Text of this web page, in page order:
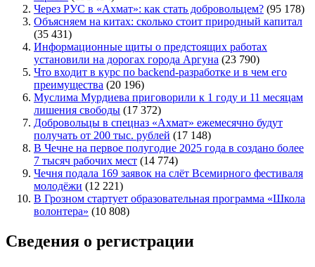
Через РУС в «Ахмат»: как стать добровольцем? (95 178)
Объясняем на китах: сколько стоит природный капитал
(35 431)
Информационные щиты о предстоящих работах
установили на дорогах города Аргуна (23 790)
Что входит в курс по backend-разработке и в чем его
преимущества (20 196)
Муслима Мурдиева приговорили к 1 году и 11 месяцам
лишения свободы (17 372)
Добровольцы в спецназ «Ахмат» ежемесячно будут
получать от 200 тыс. рублей (17 148)
В Чечне на первое полугодие 2025 года в создано более
7 тысяч рабочих мест (14 774)
Чечня подала 169 заявок на слёт Всемирного фестиваля
молодёжи (12 221)
В Грозном стартует образовательная программа «Школа
волонтера» (10 808)
Сведения о регистрации